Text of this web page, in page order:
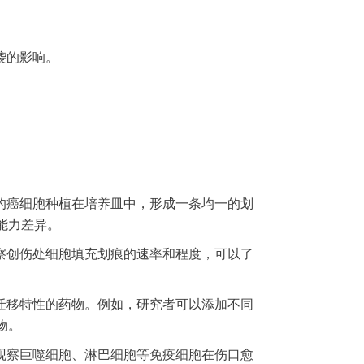
影响。
细胞种植在培养皿中，形成一条均一的划
差异。
伤处细胞填充划痕的速率和程度，可以了
特性的药物。例如，研究者可以添加不同
巨噬细胞、淋巴细胞等免疫细胞在伤口愈